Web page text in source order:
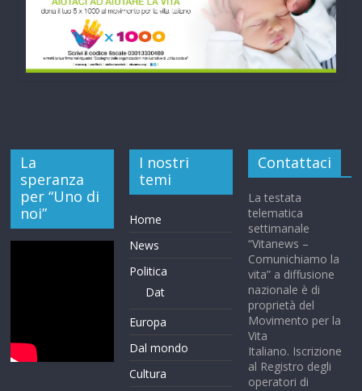
La
speranza
per “Uno di
noi”
I nostri
temi
Home
News
Politica
Dat
Europa
Dal mondo
Cultura
Contattaci
La testata
telematica
settimanale
“Vitanews –
Comunichiamo la
vita” a diffusione
nazionale è di
proprietà del
Movimento per la
Vita
Italiano. Iscrizione
al Registro degli
operatori di